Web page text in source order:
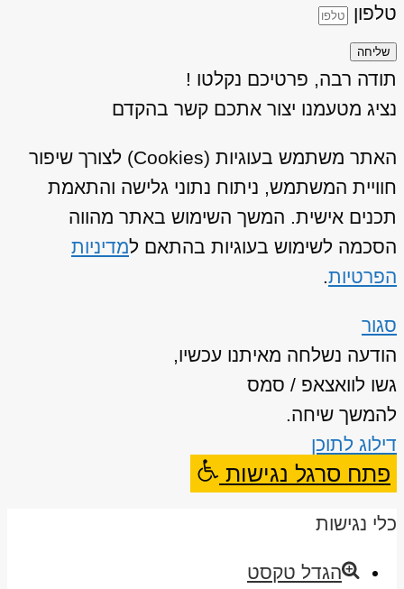
טלפון
שליחה
תודה רבה, פרטיכם נקלטו !
נציג מטעמנו יצור אתכם קשר בהקדם
האתר משתמש בעוגיות (Cookies) לצורך שיפור
חוויית המשתמש, ניתוח נתוני גלישה והתאמת
תכנים אישית. המשך השימוש באתר מהווה
הסכמה לשימוש בעוגיות בהתאם למדיניות
הפרטיות.
סגור
הודעה נשלחה מאיתנו עכשיו,
גשו לוואצאפ / סמס
להמשך שיחה.
דילוג לתוכן
פתח סרגל נגישות
כלי נגישות
הגדל טקסט